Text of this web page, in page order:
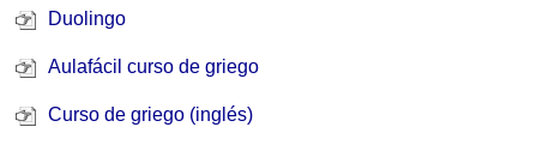
Duolingo
Aulafácil curso de griego
Curso de griego (inglés)